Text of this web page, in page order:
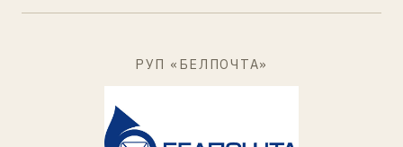
РУП «БЕЛПОЧТА»